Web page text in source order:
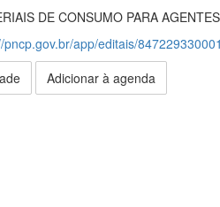
DE CONSUMO PARA
pncp.gov.br/app/editais/
Adicionar à agenda